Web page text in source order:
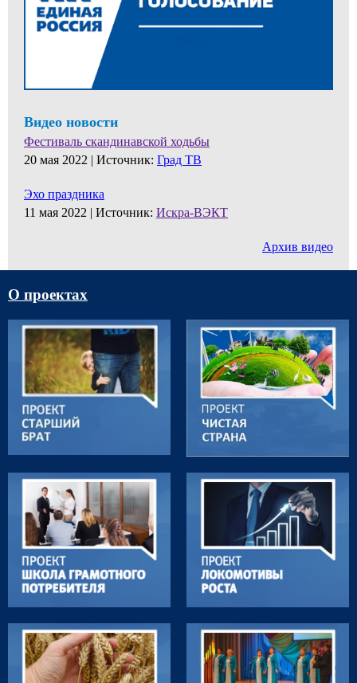
Видео новости
Фестиваль скандинавской ходьбы
20 мая 2022 | Источник: Град ТВ
Эхо праздника
11 мая 2022 | Источник: Искра-ВЭКТ
Архив видео
О проектах